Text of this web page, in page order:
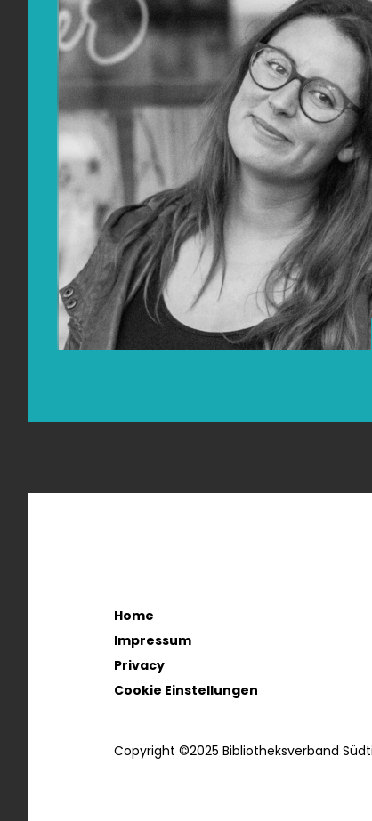
Home
Impressum
Privacy
Cookie Einstellungen
Copyright ©2025 Bibliotheksverband